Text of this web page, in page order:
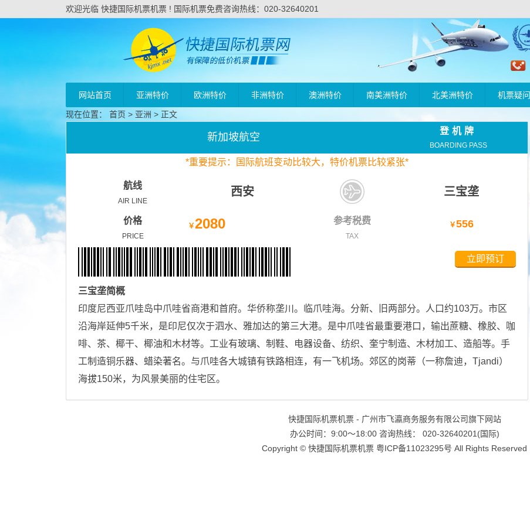
欢迎光临 快捷国际机票机票 ! 国际机票免费咨询热线：020-32640201
网站首页 亚洲特价 欧洲特价 非洲特价 澳洲特价 南美洲特价 北美洲特价 机票疑问
现在位置： 首页 > 亚洲 > 正文
新加坡航空
登机牌
BOARDING PASS
*重要提示：国际航班变动比较大，特价机票比较紧张*
航线
AIR LINE
西安 三宝垄
价格
PRICE
￥2080 参考税费
TAX
￥556
立即预订
三宝垄简概
印度尼西亚爪哇岛中爪哇省商港和首府。华侨称垄川。临爪哇海。分新、旧两部分。人口约103万。市区
沿海岸延伸5千米，是印尼仅次于泗水、雅加达的第三大港。是中爪哇省最重要港口，输出蔗糖、橡胶、咖
啡、茶、椰干、椰油和木材等。工业有玻璃、制鞋、电器设备、纺织、奎宁制造、木材加工、造船等。手
工制造铜乐器、蜡染著名。与爪哇各大城镇有铁路相连，有一飞机场。郊区的岗蒂（一称詹迪，Tjandi）
海拔150米，为风景美丽的住宅区。
快捷国际机票机票 - 广州市飞瀛商务服务有限公司旗下网站
办公时间：9:00～18:00 咨询热线： 020-32640201(国际)
Copyright © 快捷国际机票机票 粤ICP备11023295号 All Rights Reserved